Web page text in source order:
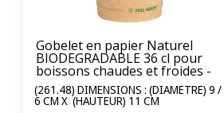
Gobelet en papier Naturel
BIODEGRADABLE 36 cl pour
boissons chaudes et froides -
carton de 1000 unités
(261.48) DIMENSIONS : (DIAMÈTRE) 9 /
6 CM X (HAUTEUR) 11 CM